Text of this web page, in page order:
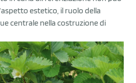
estetico, il ruolo della
centrale nella costruzione di